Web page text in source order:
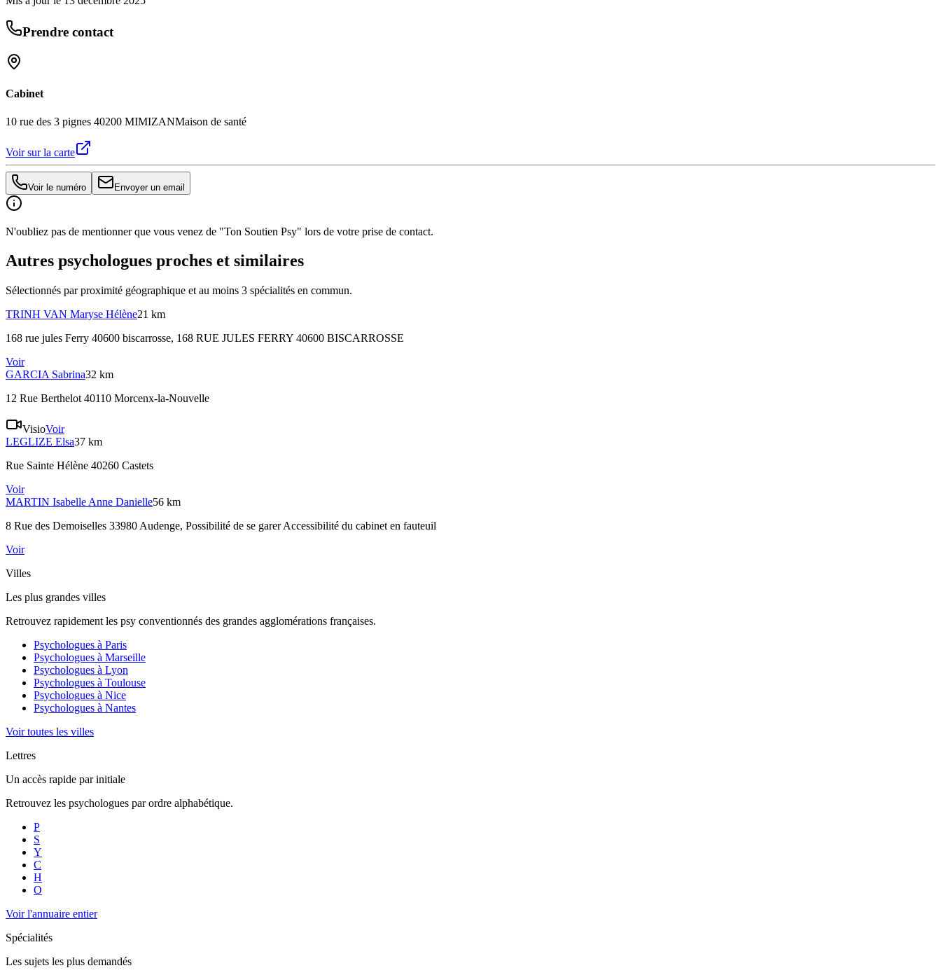
Prendre contact
Cabinet
10 rue des 3 pignes 40200 MIMIZANMaison de santé
Voir sur la carte
Voir le numéro Envoyer un email
N'oubliez pas de mentionner que vous venez de "Ton Soutien Psy" lors de votre prise de contact.
Autres psychologues proches et similaires
Sélectionnés par proximité géographique et au moins 3 spécialités en commun.
TRINH VAN Maryse Hélène21 km
168 rue jules Ferry 40600 biscarrosse, 168 RUE JULES FERRY 40600 BISCARROSSE
Voir
GARCIA Sabrina32 km
12 Rue Berthelot 40110 Morcenx-la-Nouvelle
VisioVoir
LEGLIZE Elsa37 km
Rue Sainte Hélène 40260 Castets
Voir
MARTIN Isabelle Anne Danielle56 km
8 Rue des Demoiselles 33980 Audenge, Possibilité de se garer Accessibilité du cabinet en fauteuil
Voir
Villes
Les plus grandes villes
Retrouvez rapidement les psy conventionnés des grandes agglomérations françaises.
Psychologues à Paris
Psychologues à Marseille
Psychologues à Lyon
Psychologues à Toulouse
Psychologues à Nice
Psychologues à Nantes
Voir toutes les villes
Lettres
Un accès rapide par initiale
Retrouvez les psychologues par ordre alphabétique.
P
S
Y
C
H
O
Voir l'annuaire entier
Spécialités
Les sujets les plus demandés